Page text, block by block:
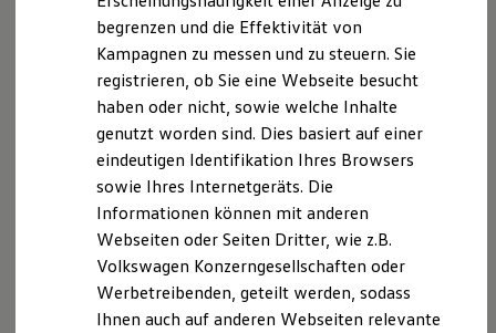
Original Zubehör und Lifestyle Produkte
myVolkswagen
myVolkswagen Business
Elektrisch & Autonom
Elektro - & Hybridfahrzeuge
Unser Ansatz
Klimafreundlicher Strom
Reichweite & Ladelösungen
Reichweitensimulator
Ladezeitensimulator
Ladelösungen für Privatkunden
Ladelösungen für Gewerbekunden
Bidirektionales Laden
Förderung & Kosten der Elektrofahrzeuge
Fördermöglichkeiten für Privatkunden
IhreAnsprechpartner
E-Mail schreiben
+49 9931 7090
begrenzen und die Effektivität von
Kampagnen zu messen und zu steuern. Sie
registrieren, ob Sie eine Webseite besucht
haben oder nicht, sowie welche Inhalte
genutzt worden sind. Dies basiert auf einer
eindeutigen Identifikation Ihres Browsers
sowie Ihres Internetgeräts. Die
Informationen können mit anderen
Webseiten oder Seiten Dritter, wie z.B.
Volkswagen Konzerngesellschaften oder
Werbetreibenden, geteilt werden, sodass
Ihnen auch auf anderen Webseiten relevante